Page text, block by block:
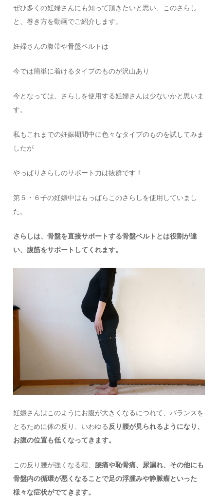
ぜひ多くの妊婦さんにも知って頂きたいと思い、このさらし
と、巻き方を動画でご紹介します。
妊婦さんの腹帯や骨盤ベルトは
今では簡単に着けるタイプのものが沢山あり
今となっては、さらしを使用する妊婦さんは少ないかと思いま
す。
私もこれまでの妊娠期間中に色々なタイプのものを試してみま
したが
やっぱりさらしのサポート力は抜群です！
第５・６子の妊娠中はもっぱらこのさらしを使用していまし
た。
さらしは、骨盤を直接サポートする骨盤ベルトとは役割が違
い、腹筋をサポートしてくれます。
妊娠さんはこのようにお腹が大きくなるにつれて、バランスを
とるために体の反り、いわゆる 反り腰が見られるようになり、
お腹の位置も低くなってきます。
この反り腰が強くなる程、
腰痛や恥骨痛、尿漏れ、その他にも
骨盤内の循環が悪くなることで足の浮腫みや静脈瘤といった
様々な症状がでてきます。